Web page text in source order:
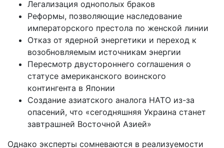
Легализация однополых браков
Реформы, позволяющие наследование
императорского престола по женской линии
Отказ от ядерной энергетики и переход к
возобновляемым источникам энергии
Пересмотр двустороннего соглашения о
статусе американского воинского
контингента в Японии
Создание азиатского аналога НАТО из-за
опасений, что «сегодняшняя Украина станет
завтрашней Восточной Азией»
Однако эксперты сомневаются в реализуемости